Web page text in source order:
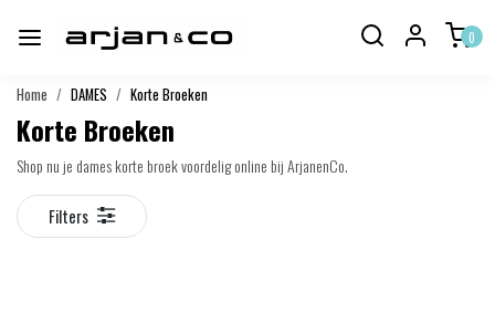
0
Home DAMES Korte Broeken
Korte Broeken
Shop nu je dames korte broek voordelig online bij ArjanenCo.
Filters